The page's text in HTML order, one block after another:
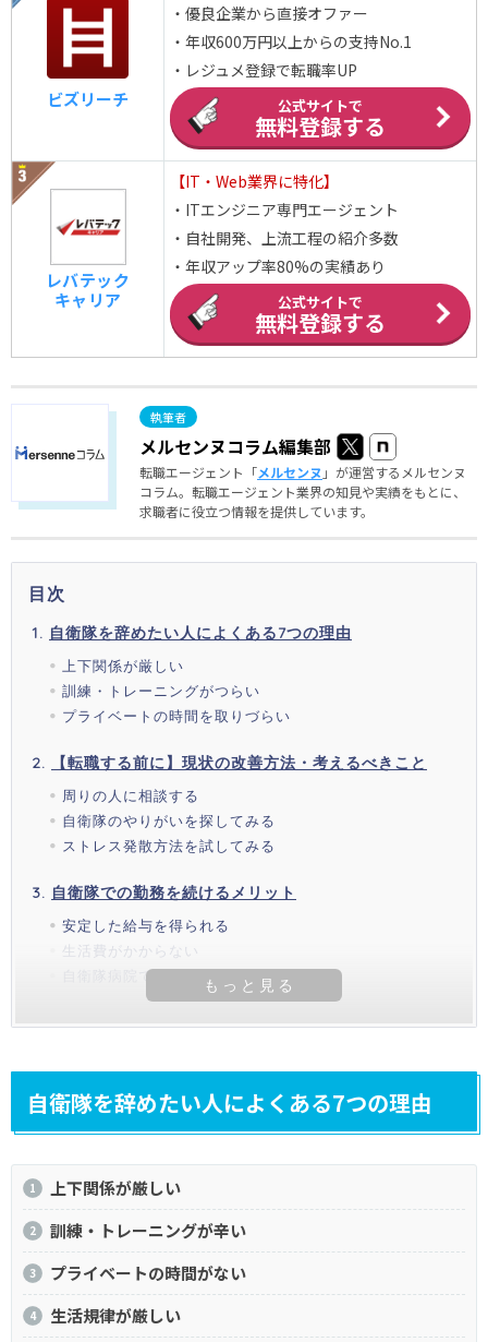
ビズリーチ
・優良企業から直接オファー
・年収600万円以上からの支持No.1
・レジュメ登録で転職率UP
公式サイトで
無料登録する
レバテック
キャリア
【IT・Web業界に特化】
・ITエンジニア専門エージェント
・自社開発、上流工程の紹介多数
・年収アップ率80%の実績あり
公式サイトで
無料登録する
メルセンヌコラム編集部
転職エージェント「メルセンヌ 」が運営するメルセンヌ
コラム。転職エージェント業界の知見や実績をもとに、
求職者に役立つ情報を提供しています。
目次
自衛隊を辞めたい人によくある7つの理由
上下関係が厳しい
訓練・トレーニングがつらい
プライベートの時間を取りづらい
【転職する前に】現状の改善方法・考えるべきこと
周りの人に相談する
自衛隊のやりがいを探してみる
ストレス発散方法を試してみる
自衛隊での勤務を続けるメリット
安定した給与を得られる
生活費がかからない
自衛隊病院では無料で受診できる
自衛隊を辞めたい人によくある7つの理由
上下関係が厳しい
訓練・トレーニングが辛い
プライベートの時間がない
生活規律が厳しい